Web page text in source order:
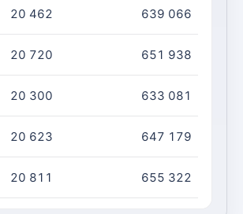
20 462 639 066
20 720 651 938
20 300 633 081
20 623 647 179
20 811 655 322